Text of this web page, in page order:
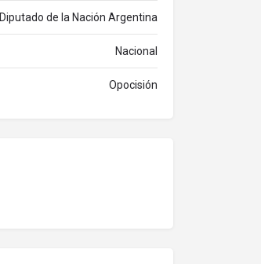
Diputado de la Nación Argentina
Nacional
Opocisión